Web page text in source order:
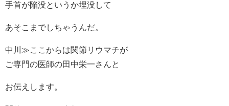
手首が陥没というか埋没して
あそこまでしちゃうんだ。
中川≫ここからは関節リウマチが
ご専門の医師の田中栄一さんと
お伝えします。